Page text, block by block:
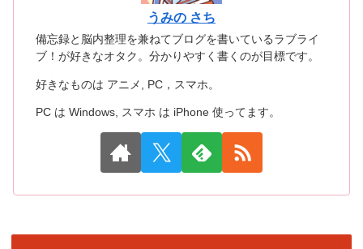
うみの さち
備忘録と脳内整理を兼ねてブログを書いているラブライ
ブ！が好きなオタク。分かりやすく書くのが目標です。
好きなものは アニメ, PC，スマホ。
PC は Windows, スマホ は iPhone 使ってます。